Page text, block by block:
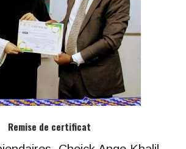
Remise de certificat